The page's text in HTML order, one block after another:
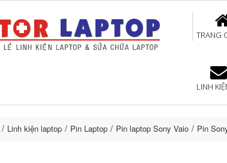
TRANG
Sửa Laptop uy tín Thay bàn phím
Sửa Macbook uy tínThay
LINH
Linh kiện laptop Pin Laptop Pin laptop Sony Vaio Pin